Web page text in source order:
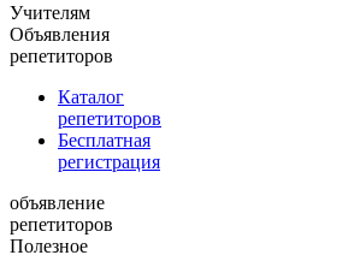
Учителям
Объявления
репетиторов
Каталог
репетиторов
Бесплатная
регистрация
объявление
репетиторов
Полезное